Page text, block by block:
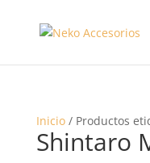
Inicio/ Productos
Shintaro